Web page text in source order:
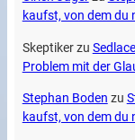
kaufst, von dem du
Skeptikerzu
Problem mit der
Stephan Boden zu
kaufst, von dem du